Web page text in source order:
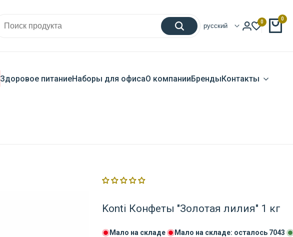
русский
0 0
Здоровое питаниеНаборы для офисаО компанииБрендыКонтакты
Konti Конфеты "Золотая лилия" 1 кг
Мало на складе Мало на складе: осталось 7043